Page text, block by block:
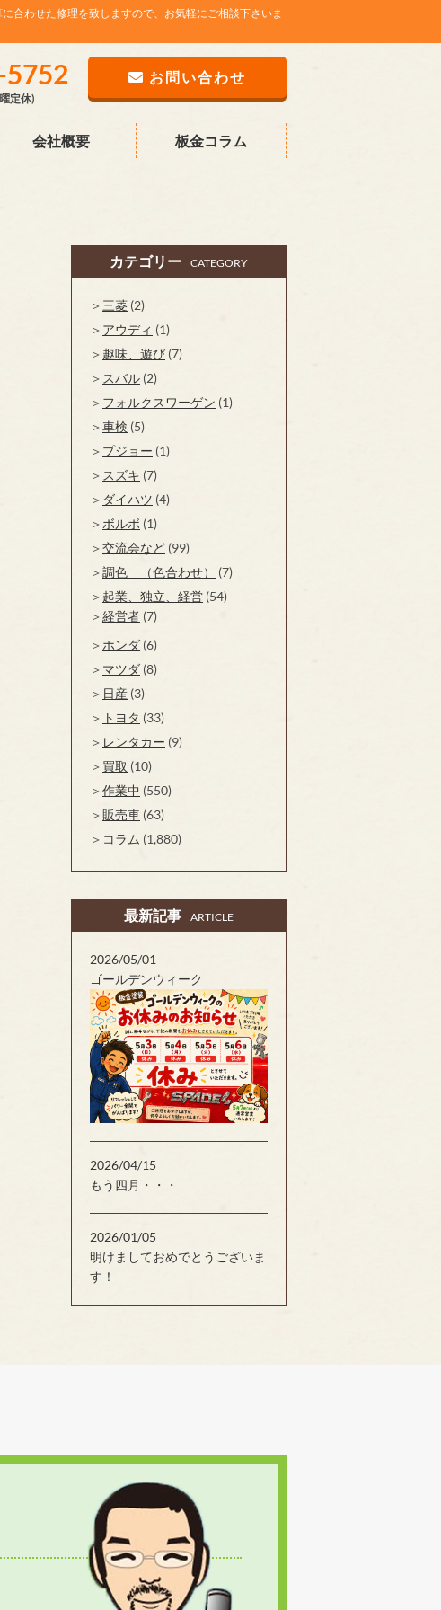
合わせた修理を致しますので、お気軽にご相談下さいま
定休)
お問い合わせ
会社概要 板金コラム
カテゴリー CATEGORY
三菱 (2)
アウディ (1)
趣味、遊び (7)
スバル (2)
フォルクスワーゲン (1)
車検 (5)
プジョー (1)
スズキ (7)
ダイハツ (4)
ボルボ (1)
交流会など (99)
調色 （色合わせ）
(7)
起業、独立、経営 (54)
経営者 (7)
ホンダ (6)
マツダ (8)
日産 (3)
トヨタ (33)
レンタカー (9)
買取 (10)
作業中 (550)
販売車 (63)
コラム (1,880)
最新記事 ARTICLE
2026/05/01
ゴールデンウィーク
2026/04/15
もう四月・・・
2026/01/05
明けましておめでとうございま
す！